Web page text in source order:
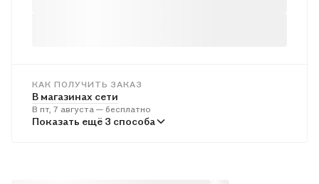
КАК ПОЛУЧИТЬ ЗАКАЗ
В магазинах сети
В пт, 7 августа — бесплатно
В пунктах выдачи
Показать ещё 3 способа